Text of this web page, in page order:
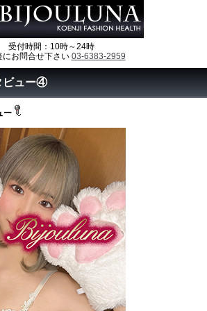
受付時間：10時～24時
にお問合せ下さい 03-6383-2959
ビュー④
ー